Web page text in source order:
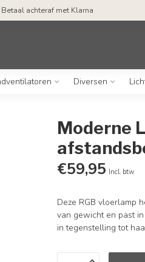
achteraf met Klarna
Diversen
Moderne
€59,95 Incl. btw
Deze RGB vloerlamp
van gewicht en past
in tegenstelling tot